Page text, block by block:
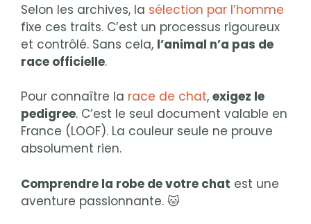
Selon les archives, la sélection par l’homme
fixe ces traits. C’est un processus rigoureux
et contrôlé. Sans cela, l’animal n’a pas de
race officielle.
Pour connaître la race de chat, exigez le
pedigree. C’est le seul document valable en
France (LOOF). La couleur seule ne prouve
absolument rien.
Comprendre la robe de votre chat est une
aventure passionnante. 🐱